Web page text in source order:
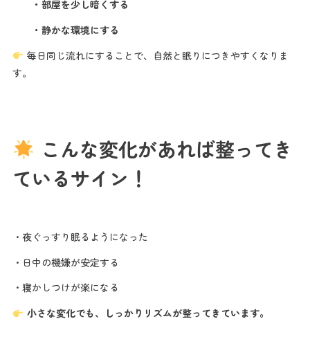
・部屋を少し暗くする
・静かな環境にする
毎日同じ流れにすることで、自然と眠りにつきやすくなりま
す。
こんな変化があれば整ってき
ているサイン！
・夜ぐっすり眠るようになった
・日中の機嫌が安定する
・寝かしつけが楽になる
小さな変化でも、しっかりリズムが整ってきています。